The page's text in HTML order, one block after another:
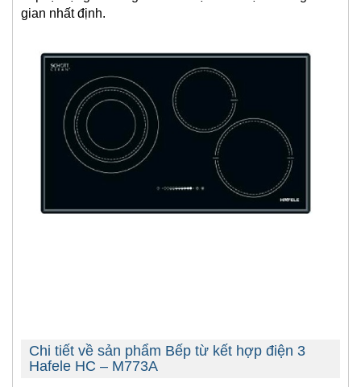
gian nhất định.
Chi tiết về sản phẩm Bếp từ kết hợp điện 3
Hafele HC – M773A